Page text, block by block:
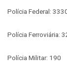
Polícia Federal:
Polícia Ferroviária:
Polícia Militar: 190